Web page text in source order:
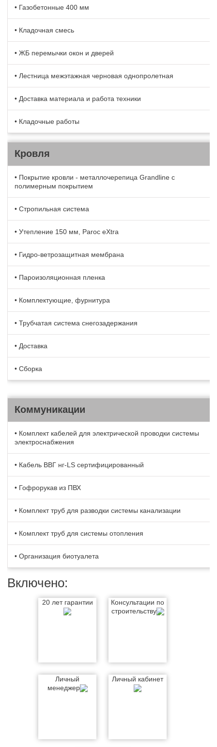
• Газобетонные 400 мм
• Кладочная смесь
• ЖБ перемычки окон и дверей
• Лестница межэтажная черновая однопролетная
• Доставка материала и работа техники
• Кладочные работы
Кровля
• Покрытие кровли - металлочерепица Grandline с
полимерным покрытием
• Стропильная система
• Утепление 150 мм, Paroc eXtra
• Гидро-ветрозащитная мембрана
• Пароизоляционная пленка
• Комплектующие, фурнитура
• Трубчатая система снегозадержания
• Доставка
• Сборка
Коммуникации
• Комплект кабелей для электрической проводки системы
электроснабжения
• Кабель BBГ нг-LS сертифицированный
• Гофрорукав из ПВХ
• Комплект труб для разводки системы канализации
• Комплект труб для системы отопления
• Организация биотуалета
Включено:
20 лет гарантии
Консультации по
строительству
Личный
менеджер
Личный кабинет